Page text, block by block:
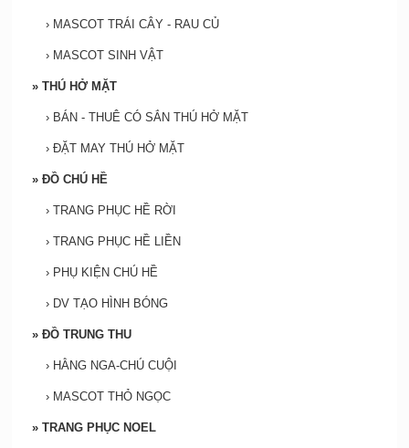
› MASCOT TRÁI CÂY - RAU CỦ
› MASCOT SINH VẬT
» THÚ HỞ MẶT
› BÁN - THUÊ CÓ SẮN THÚ HỞ MẶT
› ĐẶT MAY THÚ HỞ MẶT
» ĐỒ CHÚ HỀ
› TRANG PHỤC HỀ RỜI
› TRANG PHỤC HỀ LIỀN
› PHỤ KIỆN CHÚ HỀ
› DV TẠO HÌNH BÓNG
» ĐỒ TRUNG THU
› HẰNG NGA-CHÚ CUỘI
› MASCOT THỎ NGỌC
» TRANG PHỤC NOEL